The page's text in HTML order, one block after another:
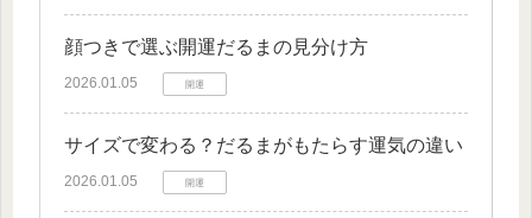
顔つきで選ぶ開運だるまの見分け方
2026.01.05 開運
サイズで変わる？だるまがもたらす運気の違い
2026.01.05 開運